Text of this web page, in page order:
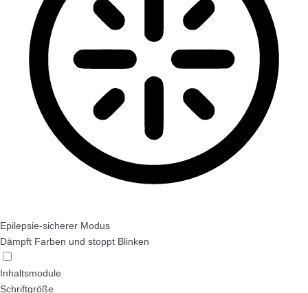
Epilepsie-sicherer Modus
Dämpft Farben und stoppt Blinken
Inhaltsmodule
Schriftgröße